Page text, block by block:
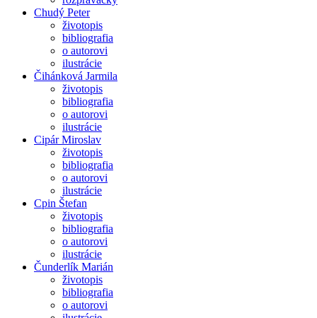
Chudý Peter
životopis
bibliografia
o autorovi
ilustrácie
Čihánková Jarmila
životopis
bibliografia
o autorovi
ilustrácie
Cipár Miroslav
životopis
bibliografia
o autorovi
ilustrácie
Cpin Štefan
životopis
bibliografia
o autorovi
ilustrácie
Čunderlík Marián
životopis
bibliografia
o autorovi